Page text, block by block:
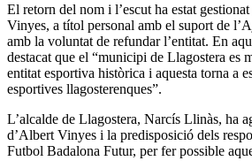
El retorn del nom i l’escut ha estat
Vinyes, a títol personal amb el suport de
amb la voluntat de refundar l’entitat. En
destacat que el “municipi de Llagostera es
entitat esportiva històrica i aquesta torna a
esportives llagosterenques”.
L’alcalde de Llagostera, Narcís Llinàs, ha
d’Albert Vinyes i la predisposició dels
Futbol Badalona Futur, per fer possible